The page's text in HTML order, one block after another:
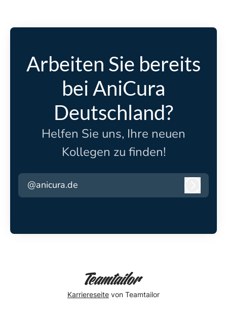
Arbeiten Sie bereits
bei AniCura
Deutschland?
Helfen Sie uns, Ihre neuen
Kollegen zu finden!
@anicura.de
Karriereseite von Teamtailor